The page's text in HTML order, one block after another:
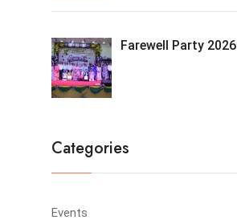
Farewell Party 2026
Categories
Events